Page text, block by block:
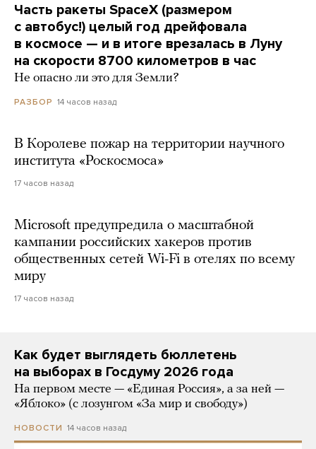
Часть ракеты SpaceX (размером
с автобус!) целый год дрейфовала
в космосе — и в итоге врезалась в Луну
на скорости 8700 километров в час
Не опасно ли это для Земли?
РАЗБОР 14 часов назад
В Королеве пожар на территории научного
института «Роскосмоса»
17 часов назад
Microsoft предупредила о масштабной
кампании российских хакеров против
общественных сетей Wi-Fi в отелях по всему
миру
17 часов назад
Как будет выглядеть бюллетень
на выборах в Госдуму 2026 года
На первом месте — «Единая Россия», а за ней —
«Яблоко» (с лозунгом «За мир и свободу»)
НОВОСТИ 14 часов назад